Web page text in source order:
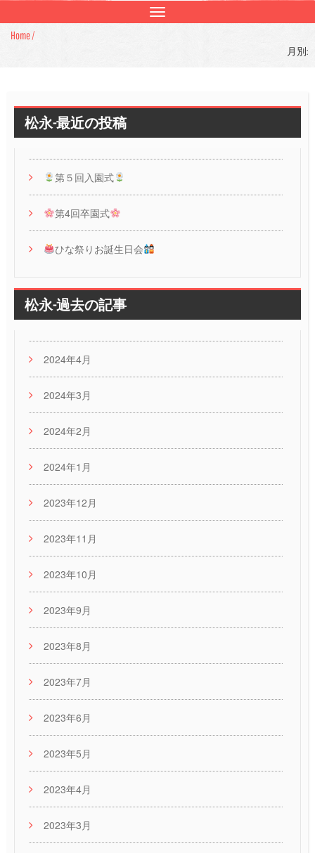
Toggle
navigation
Home /
月別:
松永-最近の投稿
第５回入園式
第4回卒園式
ひな祭りお誕生日会
松永-過去の記事
2024年4月
2024年3月
2024年2月
2024年1月
2023年12月
2023年11月
2023年10月
2023年9月
2023年8月
2023年7月
2023年6月
2023年5月
2023年4月
2023年3月